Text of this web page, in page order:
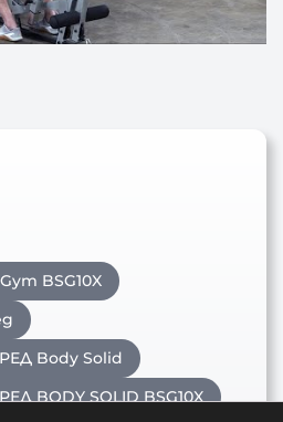
BSG10X
Body Solid
BODY SOLID BSG10X